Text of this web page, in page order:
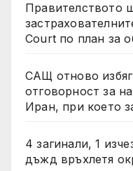
Правителството
Court по план за
САЩ отново
отговорност за
Иран, при което
4 загинали, 1
дъжд връхлетя